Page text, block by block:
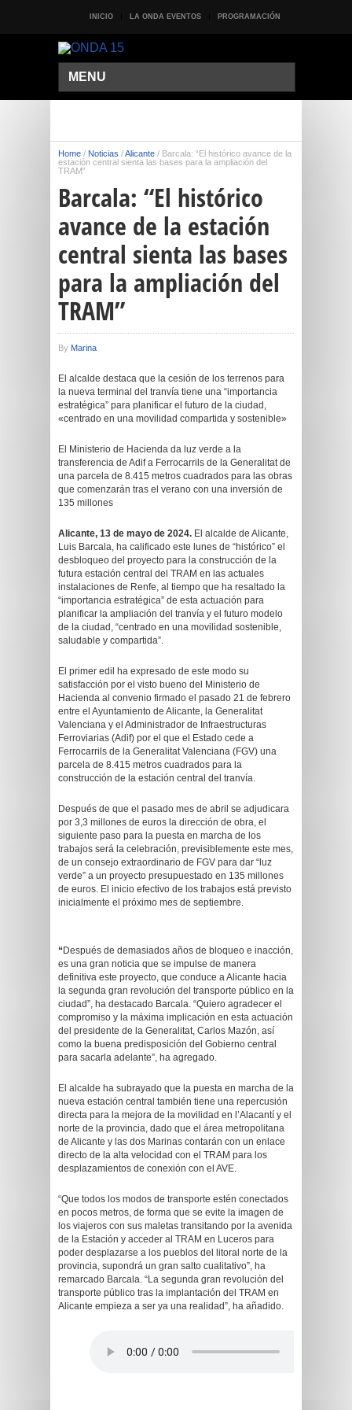
INICIO LA ONDA EVENTOS PROGRAMACIÓN
MENU
Home / Noticias /Alicante / Barcala: “El histórico avance de la
estación central sienta las bases para la ampliación del
TRAM”
Barcala: “El histórico
avance de la estación
central sienta las bases
para la ampliación del
TRAM”
By Marina
El alcalde destaca que la cesión de los terrenos para
la nueva terminal del tranvía tiene una “importancia
estratégica” para planificar el futuro de la ciudad,
«centrado en una movilidad compartida y sostenible»
El Ministerio de Hacienda da luz verde a la
transferencia de Adif a Ferrocarrils de la Generalitat de
una parcela de 8.415 metros cuadrados para las obras
que comenzarán tras el verano con una inversión de
135 millones
Alicante, 13 de mayo de 2024. El alcalde de Alicante,
Luis Barcala, ha calificado este lunes de “histórico” el
desbloqueo del proyecto para la construcción de la
futura estación central del TRAM en las actuales
instalaciones de Renfe, al tiempo que ha resaltado la
“importancia estratégica” de esta actuación para
planificar la ampliación del tranvía y el futuro modelo
de la ciudad, “centrado en una movilidad sostenible,
saludable y compartida”.
El primer edil ha expresado de este modo su
satisfacción por el visto bueno del Ministerio de
Hacienda al convenio firmado el pasado 21 de febrero
entre el Ayuntamiento de Alicante, la Generalitat
Valenciana y el Administrador de Infraestructuras
Ferroviarias (Adif) por el que el Estado cede a
Ferrocarrils de la Generalitat Valenciana (FGV) una
parcela de 8.415 metros cuadrados para la
construcción de la estación central del tranvía.
Después de que el pasado mes de abril se adjudicara
por 3,3 millones de euros la dirección de obra, el
siguiente paso para la puesta en marcha de los
trabajos será la celebración, previsiblemente este mes,
de un consejo extraordinario de FGV para dar “luz
verde” a un proyecto presupuestado en 135 millones
de euros. El inicio efectivo de los trabajos está previsto
inicialmente el próximo mes de septiembre.
“ Después de demasiados años de bloqueo e inacción,
es una gran noticia que se impulse de manera
definitiva este proyecto, que conduce a Alicante hacia
la segunda gran revolución del transporte público en la
ciudad”, ha destacado Barcala. “Quiero agradecer el
compromiso y la máxima implicación en esta actuación
del presidente de la Generalitat, Carlos Mazón, así
como la buena predisposición del Gobierno central
para sacarla adelante”, ha agregado.
El alcalde ha subrayado que la puesta en marcha de la
nueva estación central también tiene una repercusión
directa para la mejora de la movilidad en l’Alacantí y el
norte de la provincia, dado que el área metropolitana
de Alicante y las dos Marinas contarán con un enlace
directo de la alta velocidad con el TRAM para los
desplazamientos de conexión con el AVE.
“Que todos los modos de transporte estén conectados
en pocos metros, de forma que se evite la imagen de
los viajeros con sus maletas transitando por la avenida
de la Estación y acceder al TRAM en Luceros para
poder desplazarse a los pueblos del litoral norte de la
provincia, supondrá un gran salto cualitativo”, ha
remarcado Barcala. “La segunda gran revolución del
transporte público tras la implantación del TRAM en
Alicante empieza a ser ya una realidad”, ha añadido.